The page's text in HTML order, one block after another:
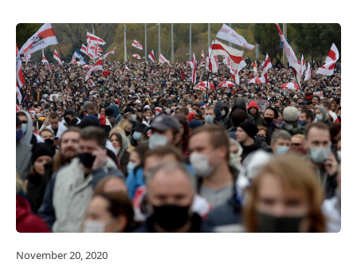
November 20, 2020